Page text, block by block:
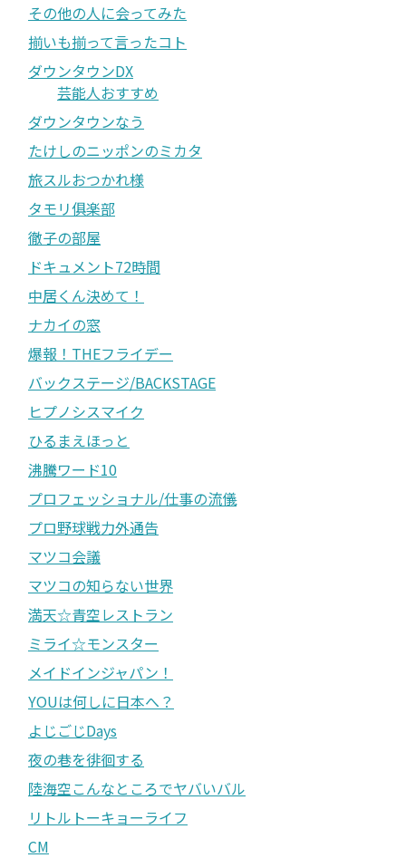
その他の人に会ってみた
揃いも揃って言ったコト
ダウンタウンDX
芸能人おすすめ
ダウンタウンなう
たけしのニッポンのミカタ
旅スルおつかれ様
タモリ俱楽部
徹子の部屋
ドキュメント72時間
中居くん決めて！
ナカイの窓
爆報！THEフライデー
バックステージ/BACKSTAGE
ヒプノシスマイク
ひるまえほっと
沸騰ワード10
プロフェッショナル/仕事の流儀
プロ野球戦力外通告
マツコ会議
マツコの知らない世界
満天☆青空レストラン
ミライ☆モンスター
メイドインジャパン！
YOUは何しに日本へ？
よじごじDays
夜の巷を徘徊する
陸海空こんなところでヤバいバル
リトルトーキョーライフ
CM